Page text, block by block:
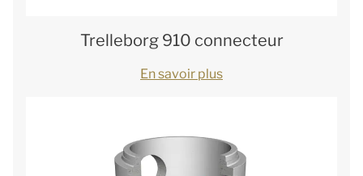
Trelleborg 910 connecteur
En savoir plus